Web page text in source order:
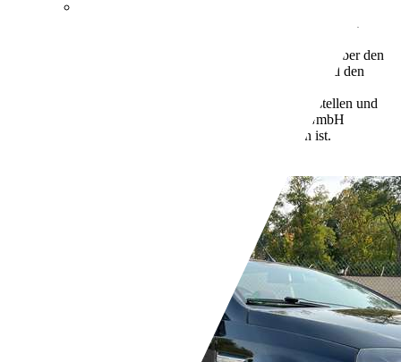
Personenkraftwagen können dem "Leitfaden über den
Kraftstoffverbrauch, die CO2-Emissionen und den
entnommen werden, der an allen Verkaufsstellen und
bei der Deutschen Automobil Treuhand GmbH
unter www.dat.de unentgeltlich erhältlich ist.